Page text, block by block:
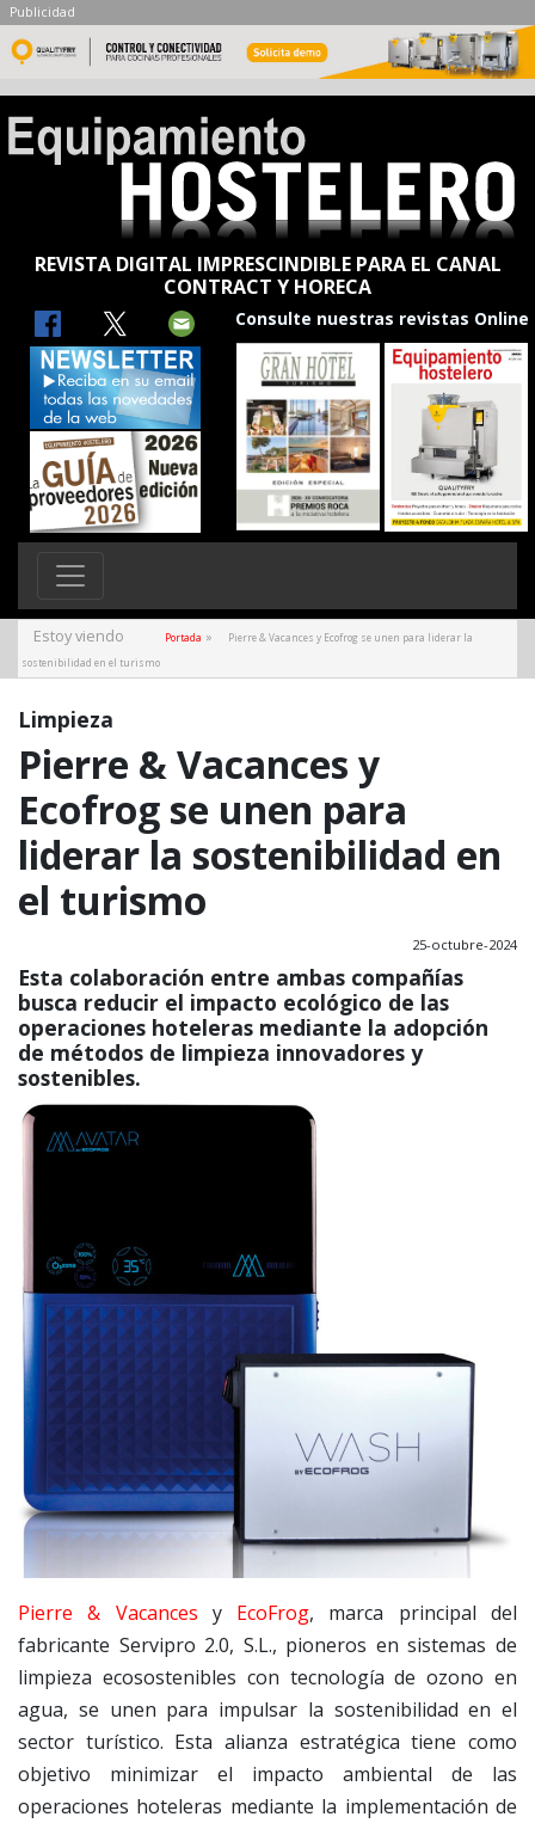
Publicidad
REVISTA DIGITAL IMPRESCINDIBLE PARA EL CANAL
CONTRACT Y HORECA
Consulte nuestras revistas Online
Estoy viendo Portada »
Pierre & Vacances y Ecofrog se unen para liderar la
sostenibilidad en el turismo
Limpieza
Pierre & Vacances y
Ecofrog se unen para
liderar la sostenibilidad en
el turismo
25-octubre-2024
Esta colaboración entre ambas compañías
busca reducir el impacto ecológico de las
operaciones hoteleras mediante la adopción
de métodos de limpieza innovadores y
sostenibles.
Pierre & Vacances y EcoFrog, marca principal del
fabricante Servipro 2.0, S.L., pioneros en sistemas de
limpieza ecosostenibles con tecnología de ozono en
agua, se unen para impulsar la sostenibilidad en el
sector turístico. Esta alianza estratégica tiene como
objetivo minimizar el impacto ambiental de las
operaciones hoteleras mediante la implementación de